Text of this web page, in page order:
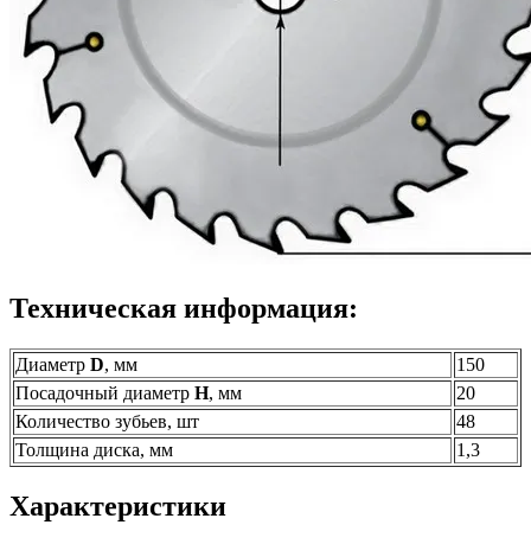
Техническая информация:
Диаметр D, мм
150
Посадочный диаметр H, мм
20
Количество зубьев, шт
48
Толщина диска, мм
1,3
Характеристики